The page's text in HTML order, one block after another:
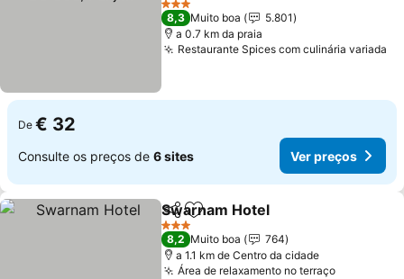
3 Estrelas
8,3 Muito boa
5.801
a 0.7 km da praia
Restaurante Spices com culinária variada
De € 32
Consulte os preços de 6 sites Ver preços
PartilharAdicionar aos favoritos
Swarnam Hotel
3 Estrelas
8,2 Muito boa
764
a 1.1 km de Centro da cidade
Área de relaxamento no terraço